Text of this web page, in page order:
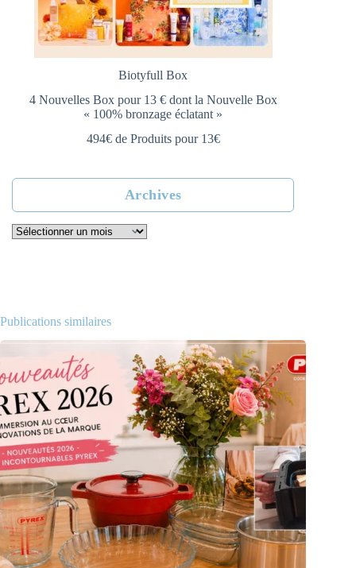
Biotyfull Box
4 Nouvelles Box pour 13 € dont la Nouvelle Box
« 100% bronzage éclatant »
494€ de Produits pour 13€
Archives
Archives
Publications similaires